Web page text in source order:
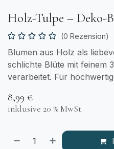
Holz-Tulpe – Deko-
(0 Rezension)
Blumen aus Holz als
schlichte Blüte mit feinem
verarbeitet. Für
8,99 €
inklusive 20 % MwSt.